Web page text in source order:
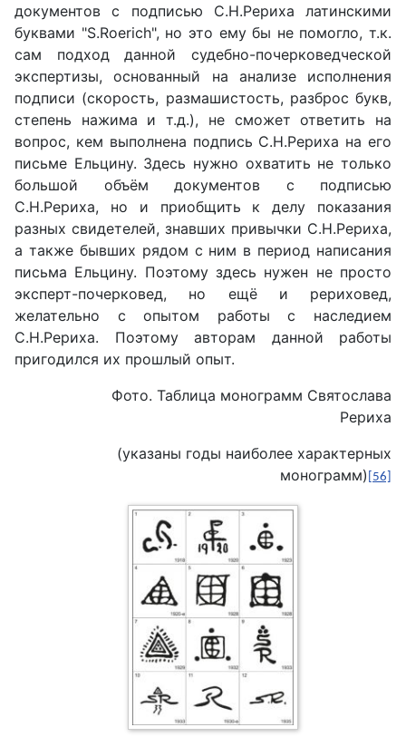
документов с подписью С.Н.Рериха латинскими
буквами "S.Roerich", но это ему бы не помогло, т.к.
сам подход данной судебно-почерковедческой
экспертизы, основанный на анализе исполнения
подписи (скорость, размашистость, разброс букв,
степень нажима и т.д.), не сможет ответить на
вопрос, кем выполнена подпись С.Н.Рериха на его
письме Ельцину. Здесь нужно охватить не только
большой объём документов с подписью
С.Н.Рериха, но и приобщить к делу показания
разных свидетелей, знавших привычки С.Н.Рериха,
а также бывших рядом с ним в период написания
письма Ельцину. Поэтому здесь нужен не просто
эксперт-почерковед, но ещё и рериховед,
желательно с опытом работы с наследием
С.Н.Рериха. Поэтому авторам данной работы
пригодился их прошлый опыт.
Фото. Таблица монограмм Святослава
Рериха
(указаны годы наиболее характерных
монограмм) [56]